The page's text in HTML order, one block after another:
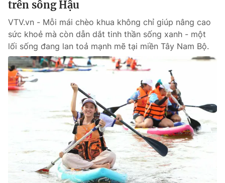
thông tin từ website này.
trên sông Hậu
VTV.vn - Mỗi mái chèo khua không chỉ giúp nâng cao
sức khoẻ mà còn dẫn dắt tinh thần sống xanh - một
lối sống đang lan toả mạnh mẽ tại miền Tây Nam Bộ.